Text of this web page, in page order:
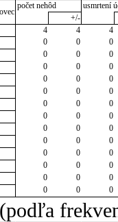
počet nehôd
usmrtení
+/-
4 4
4
0 0
0
0 0
0
0 0
0
0 0
0
0 0
0
0 0
0
0 0
0
0 0
0
0 0
0
0 0
0
0 0
0
0 0
0
0 0 0